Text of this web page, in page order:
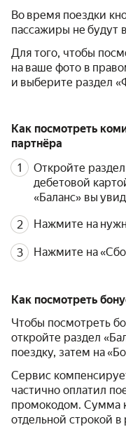
Во время поездки
пассажиры не будут
Для того, чтобы
на ваше фото в
и выберите раздел
Как посмотреть
партнёра
Откройте
дебетовой
«Баланс» вы
Нажмите на
Нажмите на
Как посмотреть
Чтобы посмотреть
откройте раздел
поездку, затем на
Сервис
частично оплатил
промокодом. Сумма
отдельной строкой в